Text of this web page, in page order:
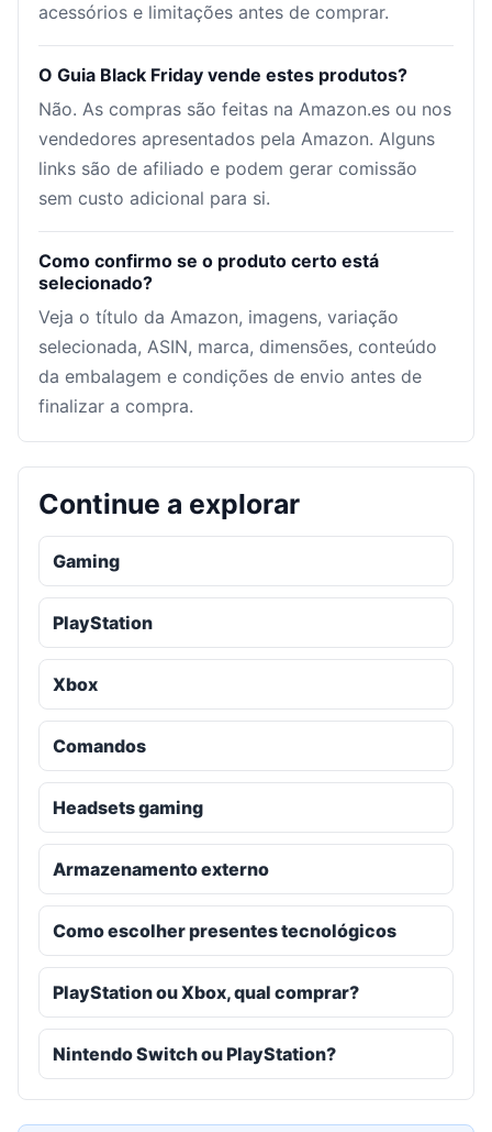
acessórios e limitações antes de comprar.
O Guia Black Friday vende estes produtos?
Não. As compras são feitas na Amazon.es ou nos
vendedores apresentados pela Amazon. Alguns
links são de afiliado e podem gerar comissão
sem custo adicional para si.
Como confirmo se o produto certo está
selecionado?
Veja o título da Amazon, imagens, variação
selecionada, ASIN, marca, dimensões, conteúdo
da embalagem e condições de envio antes de
finalizar a compra.
Continue a explorar
Gaming
PlayStation
Xbox
Comandos
Headsets gaming
Armazenamento externo
Como escolher presentes tecnológicos
PlayStation ou Xbox, qual comprar?
Nintendo Switch ou PlayStation?